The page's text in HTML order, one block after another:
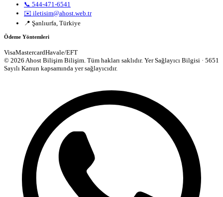
📞 544-471-6541
✉️ iletisim@ahost.web.tr
📍 Şanlıurfa, Türkiye
Ödeme Yöntemleri
VisaMastercardHavale/EFT
© 2026 Ahost Bilişim Bilişim. Tüm hakları saklıdır. Yer Sağlayıcı Bilgisi · 5651
Sayılı Kanun kapsamında yer sağlayıcıdır.